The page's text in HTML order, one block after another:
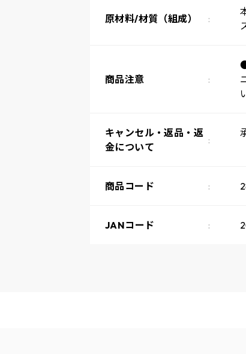
原材料/材質（組成）
商品注意
キャンセル・返品・返
金について
商品コード
JANコード